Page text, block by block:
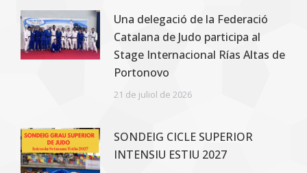
Una delegació de la Federació
Catalana de Judo participa al
Stage Internacional Rías Altas de
Portonovo
21 de juliol de 2026
SONDEIG CICLE SUPERIOR
INTENSIU ESTIU 2027